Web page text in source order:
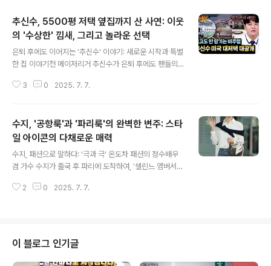
추신수, 5500평 저택 옆집까지 산 사연: 이웃
의 '수상한' 낌새, 그리고 놀라운 선택
은퇴 후에도 이어지는 '추신수' 이야기: 새로운 시작과 특별
한 집 이야기전 메이저리거 추신수가 은퇴 후에도 팬들의
평 규모의 텍사스 대저택 옆집을 추가로 구입했다는 놀라
결정으로, 많은 이들의 관심을 집중시켰습니다. 5일 방송
된 JTBC '아는 형님'에 출연하여 이와 관련된 비하인드 스
토리를 공개하며, 팬들에게 유쾌한 웃음과 감동을 선사했
습니다. 수상한 이웃? 추신수가 옆집을 산 이유추신수는 대
저택을 짓는 동안 옆집 이웃의 행동에 의문을 품었다고 합
니다. 그는 “집을 짓는 동안 옆집 이웃이 수상해 보였다. 평
3 0 2025. 7. 7.
수지, '공항룩'과 '파리룩'의 완벽한 변주: 스타
일 아이콘의 다채로운 매력
수지, 패션으로 말하다: '극과 극' 온도차 패션의 정수배우
겸 가수 수지가 출국 후 파리에 도착하여, '셀린느 앰버서
클래식한 슬랙스룩으로 우아함을 뽐냈고, 파리 현지에서는
를 다시 한번 굳건히 했습니다. 그녀의 패션은 단순한 옷차
림을 넘어, 자신만의 개성과 스타일을 표현하는 강력한 수
단임을 증명했습니다. 인천공항, 우아함의 정점: 클래식 슬
2 0 2025. 7. 7.
이 블로그 인기글